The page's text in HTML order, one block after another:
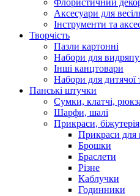
Аксесуари для
Інструменти та
Творчість
Пазли картонні
Набори для
Інші канцтовари
Набори для дитячої
Панські штучки
Сумки, клатчі,
Шарфи, шалі
Прикраси, біжутерія
Прикраси для
Брошки
Браслети
Різне
Каблучки
Годинники